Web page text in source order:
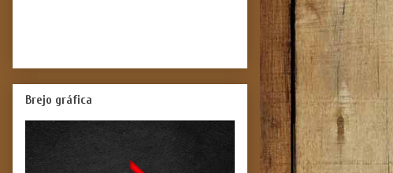
Brejo gráfica